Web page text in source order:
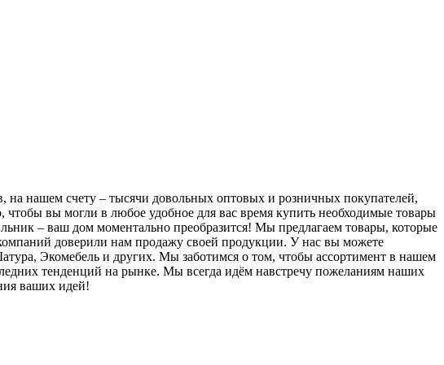
на нашем счету – тысячи довольных оптовых и розничных покупателей,
вы могли в любое удобное для вас время купить необходимые товары
– ваш дом моментально преобразится! Мы предлагаем товары, которые
доверили нам продажу своей продукции. У нас вы можете
Экомебель и других. Мы заботимся о том, чтобы ассортимент в нашем
тенденций на рынке. Мы всегда идём навстречу пожеланиям наших
ваших идей!